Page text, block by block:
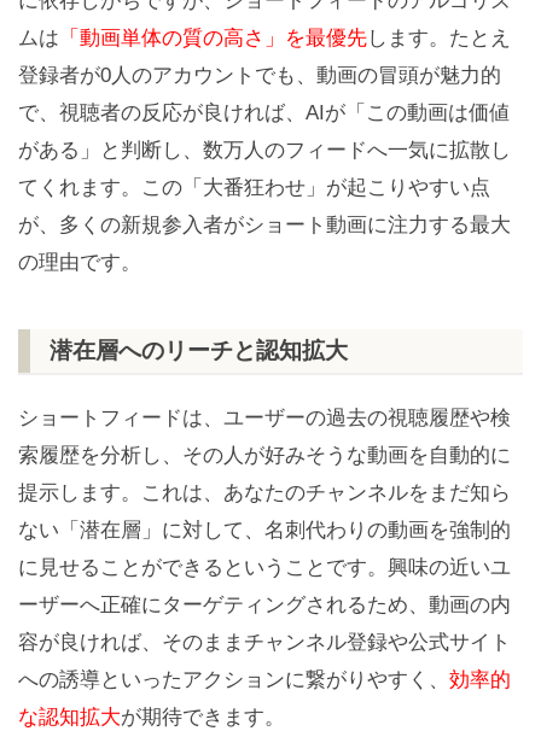
ムは 「動画単体の質の高さ」を最優先します。たとえ
登録者が0人のアカウントでも、動画の冒頭が魅力的
で、視聴者の反応が良ければ、AIが「この動画は価値
がある」と判断し、数万人のフィードへ一気に拡散し
てくれます。この「大番狂わせ」が起こりやすい点
が、多くの新規参入者がショート動画に注力する最大
の理由です。
潜在層へのリーチと認知拡大
ショートフィードは、ユーザーの過去の視聴履歴や検
索履歴を分析し、その人が好みそうな動画を自動的に
提示します。これは、あなたのチャンネルをまだ知ら
ない「潜在層」に対して、名刺代わりの動画を強制的
に見せることができるということです。興味の近いユ
ーザーへ正確にターゲティングされるため、動画の内
容が良ければ、そのままチャンネル登録や公式サイト
への誘導といったアクションに繋がりやすく、 効率的
な認知拡大が期待できます。